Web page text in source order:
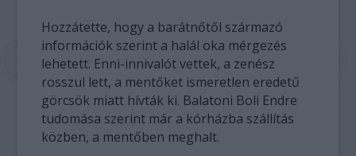
Hozzátette, hogy a barátnőtől származó
információk szerint a halál oka mérgezés
lehetett. Enni-innivalót vettek, a zenész
rosszul lett, a mentőket ismeretlen eredetű
görcsök miatt hívták ki. Balatoni Boli Endre
tudomása szerint már a kórházba szállítás
közben, a mentőben meghalt.